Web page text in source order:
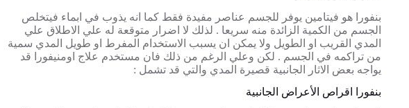
بنفورا هو فيتامين يوفر للجسم عناصر مفيدة فقط كما انه يذوب في ابماء فيتخلص
الجسم من الكمية الزائدة منه سريعا . لذلك لا اضرار متوقعة له علي الاطلاق علي
المدي القريب او الطويل ولا يمكن ان يسبب الاستخدام المفرط او طويل المدي سمية
من تراكمه في الجسم . لكن وعلي الرغم من ذلك فان مستخدم علاج اومنيفورا قد
يواجه بعض الاثار الجانبية قصيرة المدي والتي قد تشمل :
بنفورا اقراص الأعراض الجانبية